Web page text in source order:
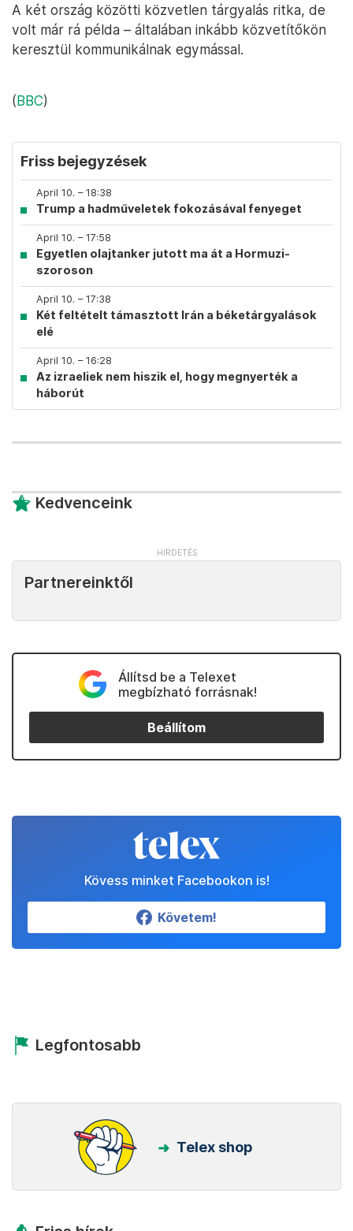
A két ország közötti közvetlen tárgyalás ritka, de
volt már rá példa – általában inkább közvetítőkön
keresztül kommunikálnak egymással.
(BBC)
Friss bejegyzések
April 10. – 18:38
Trump a hadműveletek fokozásával fenyeget
April 10. – 17:58
Egyetlen olajtanker jutott ma át a Hormuzi-
szoroson
April 10. – 17:38
Két feltételt támasztott Irán a béketárgyalások
elé
April 10. – 16:28
Az izraeliek nem hiszik el, hogy megnyerték a
háborút
Kedvenceink
Partnereinktől
Állítsd be a Telexet
megbízható forrásnak!
Beállítom
Kövess minket Facebookon is!
Követem!
Legfontosabb
Telex shop